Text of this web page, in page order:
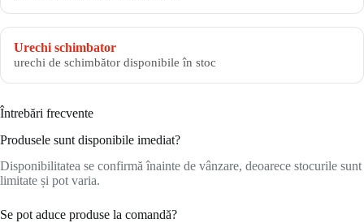
Urechi schimbator
urechi de schimbător disponibile în stoc
Întrebări frecvente
Produsele sunt disponibile imediat?
Disponibilitatea se confirmă înainte de vânzare, deoarece stocurile sunt
limitate și pot varia.
Se pot aduce produse la comandă?